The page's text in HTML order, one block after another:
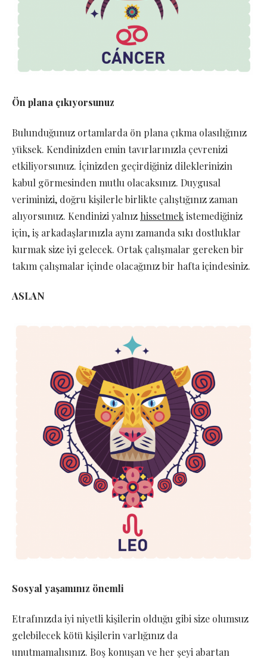
Ön plana çıkıyorsunuz
Bulunduğunuz ortamlarda ön plana çıkma olasılığınız
yüksek. Kendinizden emin tavırlarınızla çevrenizi
etkiliyorsunuz. İçinizden geçirdiğiniz dileklerinizin
kabul görmesinden mutlu olacaksınız. Duygusal
veriminizi, doğru kişilerle birlikte çalıştığınız zaman
alıyorsunuz. Kendinizi yalnız hissetmekistemediğiniz
için, iş arkadaşlarınızla aynı zamanda sıkı dostluklar
kurmak size iyi gelecek. Ortak çalışmalar gereken bir
takım çalışmalar içinde olacağınız bir hafta içindesiniz.
ASLAN
Sosyal yaşamınız önemli
Etrafınızda iyi niyetli kişilerin olduğu gibi size olumsuz
gelebilecek kötü kişilerin varlığınız da
unutmamalısınız. Boş konuşan ve her şeyi abartan